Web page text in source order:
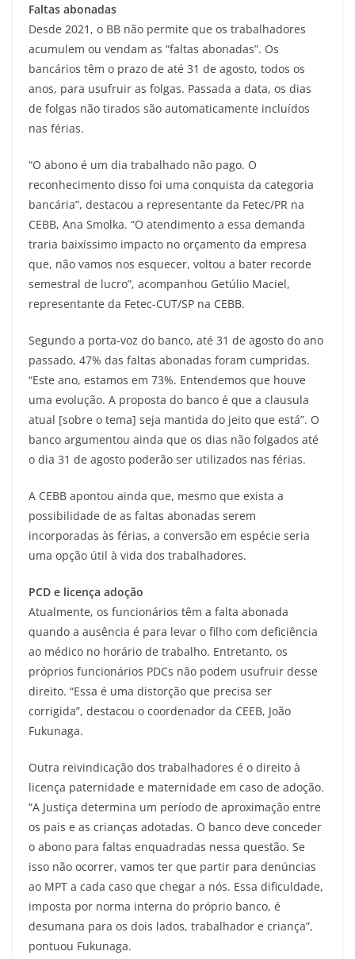
Faltas abonadas
Desde 2021, o BB não permite que os trabalhadores
acumulem ou vendam as “faltas abonadas”. Os
bancários têm o prazo de até 31 de agosto, todos os
anos, para usufruir as folgas. Passada a data, os dias
de folgas não tirados são automaticamente incluídos
nas férias.
“O abono é um dia trabalhado não pago. O
reconhecimento disso foi uma conquista da categoria
bancária”, destacou a representante da Fetec/PR na
CEBB, Ana Smolka. “O atendimento a essa demanda
traria baixíssimo impacto no orçamento da empresa
que, não vamos nos esquecer, voltou a bater recorde
semestral de lucro”, acompanhou Getúlio Maciel,
representante da Fetec-CUT/SP na CEBB.
Segundo a porta-voz do banco, até 31 de agosto do ano
passado, 47% das faltas abonadas foram cumpridas.
“Este ano, estamos em 73%. Entendemos que houve
uma evolução. A proposta do banco é que a clausula
atual [sobre o tema] seja mantida do jeito que está”. O
banco argumentou ainda que os dias não folgados até
o dia 31 de agosto poderão ser utilizados nas férias.
A CEBB apontou ainda que, mesmo que exista a
possibilidade de as faltas abonadas serem
incorporadas às férias, a conversão em espécie seria
uma opção útil à vida dos trabalhadores.
PCD e licença adoção
Atualmente, os funcionários têm a falta abonada
quando a ausência é para levar o filho com deficiência
ao médico no horário de trabalho. Entretanto, os
próprios funcionários PDCs não podem usufruir desse
direito. “Essa é uma distorção que precisa ser
corrigida”, destacou o coordenador da CEEB, João
Fukunaga.
Outra reivindicação dos trabalhadores é o direito à
licença paternidade e maternidade em caso de adoção.
“A Justiça determina um período de aproximação entre
os pais e as crianças adotadas. O banco deve conceder
o abono para faltas enquadradas nessa questão. Se
isso não ocorrer, vamos ter que partir para denúncias
ao MPT a cada caso que chegar a nós. Essa dificuldade,
imposta por norma interna do próprio banco, é
desumana para os dois lados, trabalhador e criança”,
pontuou Fukunaga.